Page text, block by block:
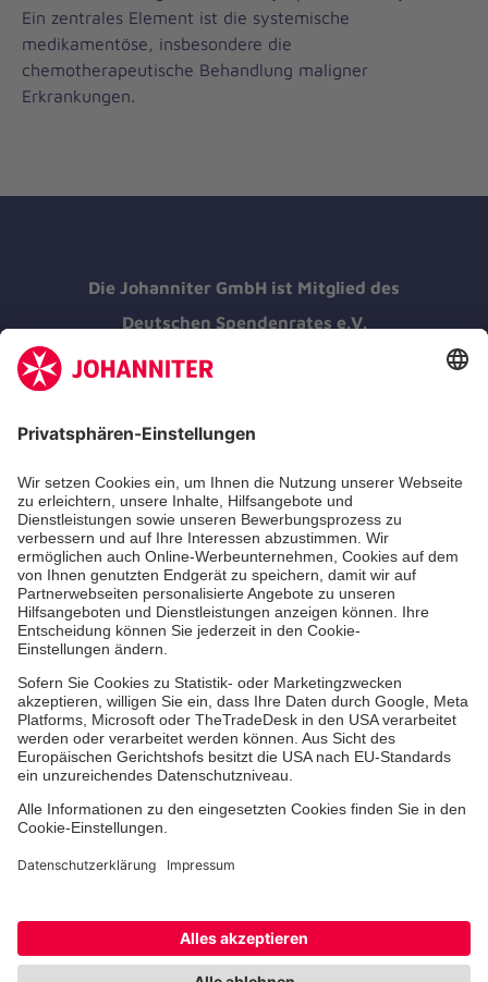
Ein zentrales Element ist die systemische
medikamentöse, insbesondere die
chemotherapeutische Behandlung maligner
Erkrankungen.
Die Johanniter GmbH ist Mitglied des
Deutschen Spendenrates e.V.
Kununu Top Company 2026
Medizin & Pflege
Zentren
Patienten
Online-Termin
Hinweisgebersystem
Cookie-Einstellungen Datenschutz Barrierefreiheit